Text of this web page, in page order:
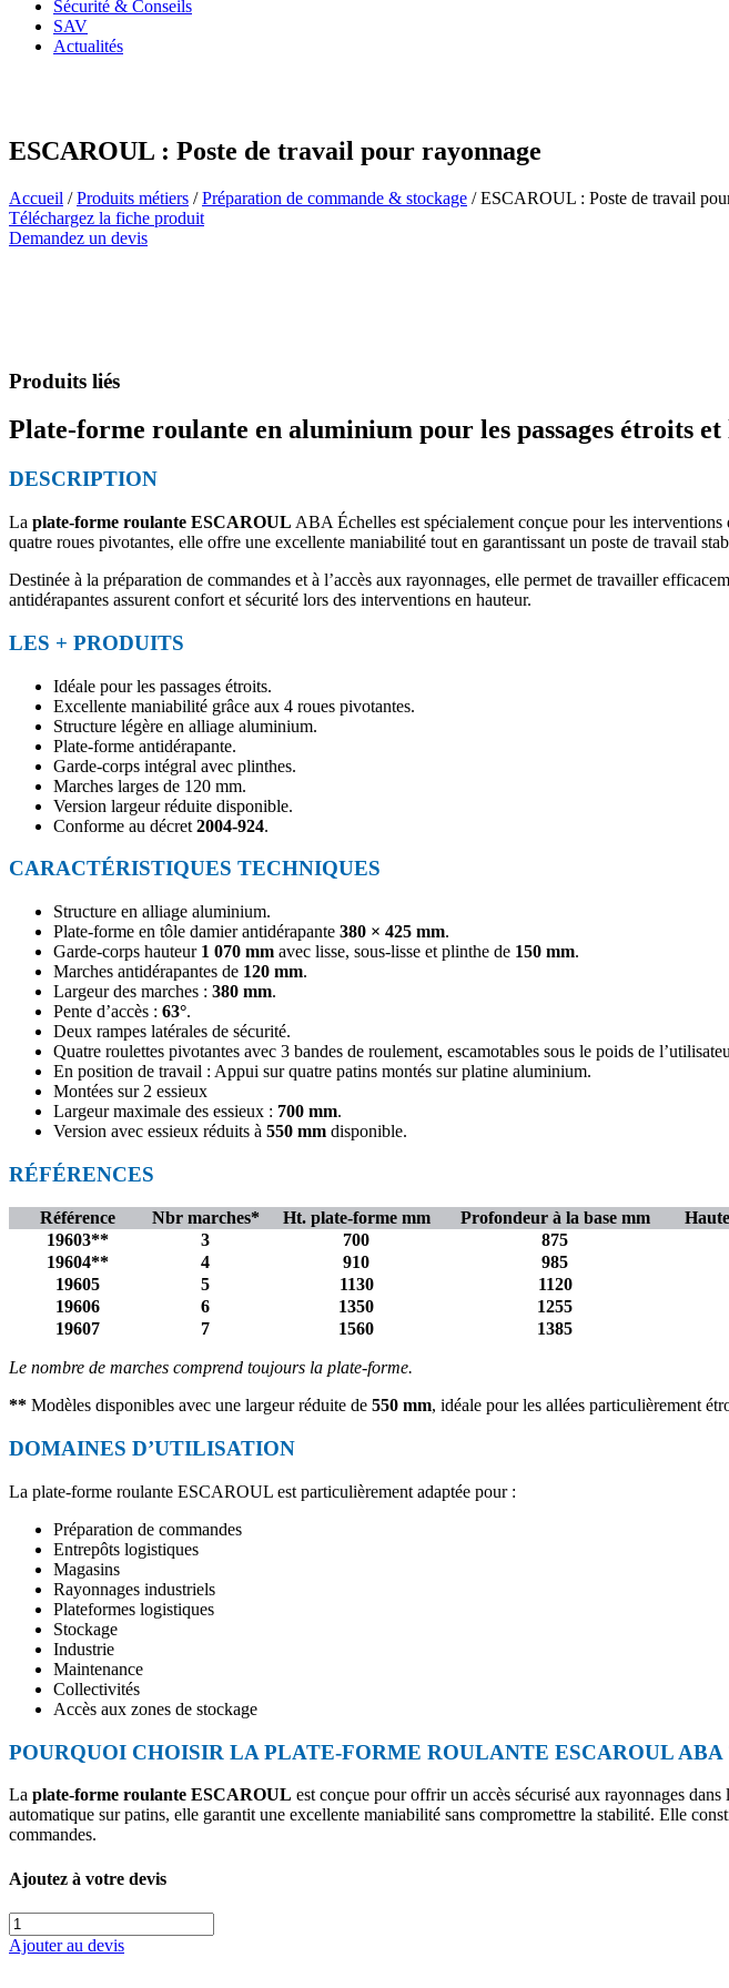
Sécurité & Conseils
SAV
Actualités
ESCAROUL : Poste de travail pour rayonnage
Accueil /Produits métiers /Préparation de commande & stockage / ESCAROUL : Poste de travail
Téléchargez la fiche produit
Demandez un devis
Produits liés
Plate-forme roulante en aluminium pour les passages étroits et
DESCRIPTION
La plate-forme roulante ESCAROUL ABA Échelles est spécialement conçue pour les interventions
quatre roues pivotantes, elle offre une excellente maniabilité tout en garantissant un poste de travail
Destinée à la préparation de commandes et à l’accès aux rayonnages, elle permet de travailler
antidérapantes assurent confort et sécurité lors des interventions en hauteur.
LES + PRODUITS
Idéale pour les passages étroits.
Excellente maniabilité grâce aux 4 roues pivotantes.
Structure légère en alliage aluminium.
Plate-forme antidérapante.
Garde-corps intégral avec plinthes.
Marches larges de 120 mm.
Version largeur réduite disponible.
Conforme au décret 2004-924.
CARACTÉRISTIQUES TECHNIQUES
Structure en alliage aluminium.
Plate-forme en tôle damier antidérapante 380 × 425 mm.
Garde-corps hauteur 1 070 mm avec lisse, sous-lisse et plinthe de 150 mm.
Marches antidérapantes de 120 mm.
Largeur des marches : 380 mm.
Pente d’accès : 63°.
Deux rampes latérales de sécurité.
Quatre roulettes pivotantes avec 3 bandes de roulement, escamotables sous le poids de
En position de travail : Appui sur quatre patins montés sur platine aluminium.
Montées sur 2 essieux
Largeur maximale des essieux : 700 mm.
Version avec essieux réduits à 550 mm disponible.
RÉFÉRENCES
Référence Nbr marches* Ht. plate-forme mm Profondeur à la base mm
19603**
3 700 875
19604**
4 910 985
19605
5 1130 1120
19606
6 1350 1255
19607
7 1560 1385
Le nombre de marches comprend toujours la plate-forme.
** Modèles disponibles avec une largeur réduite de 550 mm, idéale pour les allées particulièrement
DOMAINES D’UTILISATION
La plate-forme roulante ESCAROUL est particulièrement adaptée pour :
Préparation de commandes
Entrepôts logistiques
Magasins
Rayonnages industriels
Plateformes logistiques
Stockage
Industrie
Maintenance
Collectivités
Accès aux zones de stockage
POURQUOI CHOISIR LA PLATE-FORME ROULANTE ESCAROUL ABA
La plate-forme roulante ESCAROUL est conçue pour offrir un accès sécurisé aux rayonnages dans
automatique sur patins, elle garantit une excellente maniabilité sans compromettre la stabilité. Elle
commandes.
Ajoutez à votre devis
quantité
de
ESCAROUL
Ajouter au devis